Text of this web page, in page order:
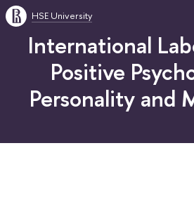
HSE University
International
Positive
Personality and